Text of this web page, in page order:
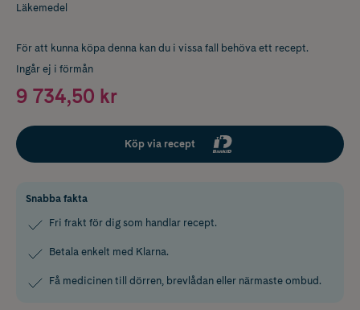
Läkemedel
För att kunna köpa denna kan du i vissa fall behöva ett recept.
Ingår ej i förmån
9 734,50 kr
Köp via recept
Snabba fakta
Fri frakt för dig som handlar recept.
Betala enkelt med Klarna.
Få medicinen till dörren, brevlådan eller närmaste ombud.